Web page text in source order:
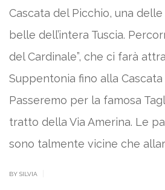
Cascata del Picchio, una
belle dell’intera Tuscia.
del Cardinale”, che ci farà
Suppentonia fino alla Cascata
Passeremo per la famosa
tratto della Via Amerina. Le
sono talmente vicine che
BY SILVIA